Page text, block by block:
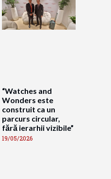
“Watches and
Wonders este
construit ca un
parcurs circular,
fără ierarhii vizibile”
19/05/2026